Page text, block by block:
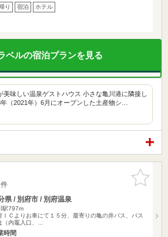
り 宿泊 ホテル
ベルの宿泊プランを見る
美味しい温泉ゲストハウス 小さな亀川港に隣接し
（2021年）6月にオープンした土産物シ…
お気に入
りに追加
県 / 別府市 / 別府温泉
駅797m
ＩＣよりお車にて１５分、最寄りの亀の井バス、バス
（内竈入口、…
時間